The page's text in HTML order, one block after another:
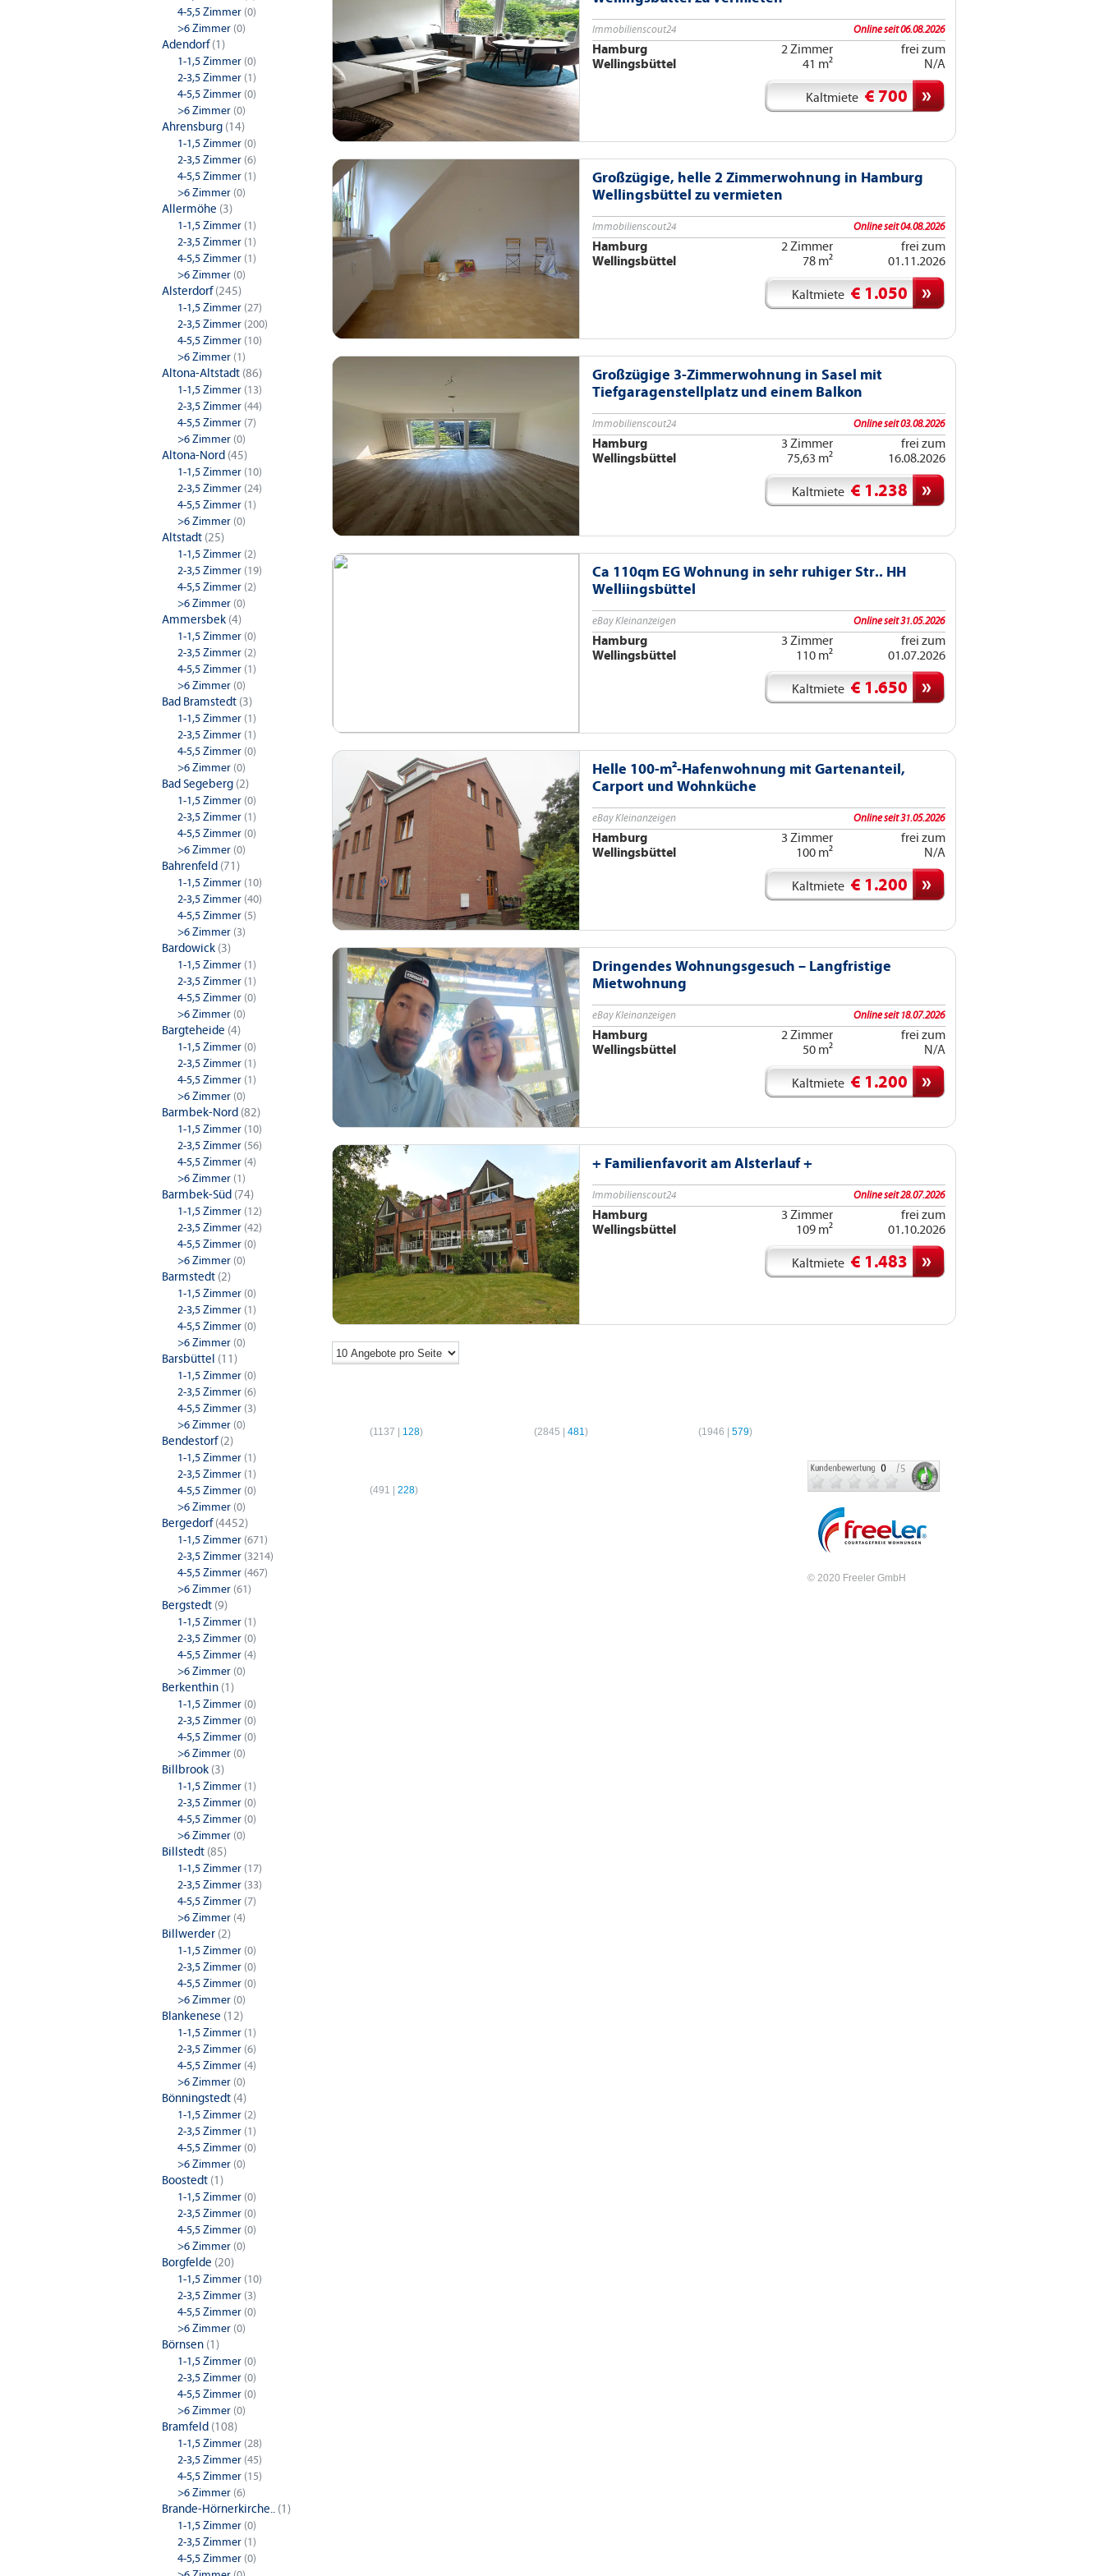
4-5,5 Zimmer (0)
>6 Zimmer (0)
Adendorf(1)
1-1,5 Zimmer (0)
2-3,5 Zimmer (1)
4-5,5 Zimmer (0)
>6 Zimmer (0)
Ahrensburg (14)
1-1,5 Zimmer (0)
2-3,5 Zimmer (6)
4-5,5 Zimmer (1)
>6 Zimmer (0)
Allermöhe (3)
1-1,5 Zimmer (1)
2-3,5 Zimmer (1)
4-5,5 Zimmer (1)
>6 Zimmer (0)
Alsterdorf(245)
1-1,5 Zimmer (27)
2-3,5 Zimmer (200)
4-5,5 Zimmer (10)
>6 Zimmer (1)
Altona-Altstadt (86)
1-1,5 Zimmer (13)
2-3,5 Zimmer (44)
4-5,5 Zimmer (7)
>6 Zimmer (0)
Altona-Nord (45)
1-1,5 Zimmer (10)
2-3,5 Zimmer (24)
4-5,5 Zimmer (1)
>6 Zimmer (0)
Altstadt (25)
1-1,5 Zimmer (2)
2-3,5 Zimmer (19)
4-5,5 Zimmer (2)
>6 Zimmer (0)
Ammersbek (4)
1-1,5 Zimmer (0)
2-3,5 Zimmer (2)
4-5,5 Zimmer (1)
>6 Zimmer (0)
Bad Bramstedt (3)
1-1,5 Zimmer (1)
2-3,5 Zimmer (1)
4-5,5 Zimmer (0)
>6 Zimmer (0)
Bad Segeberg (2)
1-1,5 Zimmer (0)
2-3,5 Zimmer (1)
4-5,5 Zimmer (0)
>6 Zimmer (0)
Bahrenfeld (71)
1-1,5 Zimmer (10)
2-3,5 Zimmer (40)
4-5,5 Zimmer (5)
>6 Zimmer (3)
Bardowick (3)
1-1,5 Zimmer (1)
2-3,5 Zimmer (1)
4-5,5 Zimmer (0)
>6 Zimmer (0)
Bargteheide (4)
1-1,5 Zimmer (0)
2-3,5 Zimmer (1)
4-5,5 Zimmer (1)
>6 Zimmer (0)
Barmbek-Nord (82)
1-1,5 Zimmer (10)
2-3,5 Zimmer (56)
4-5,5 Zimmer (4)
>6 Zimmer (1)
Barmbek-Süd (74)
1-1,5 Zimmer (12)
2-3,5 Zimmer (42)
4-5,5 Zimmer (0)
>6 Zimmer (0)
Barmstedt (2)
1-1,5 Zimmer (0)
2-3,5 Zimmer (1)
4-5,5 Zimmer (0)
>6 Zimmer (0)
Barsbüttel (11)
1-1,5 Zimmer (0)
2-3,5 Zimmer (6)
4-5,5 Zimmer (3)
>6 Zimmer (0)
Bendestorf(2)
1-1,5 Zimmer (1)
2-3,5 Zimmer (1)
4-5,5 Zimmer (0)
>6 Zimmer (0)
Bergedorf(4452)
1-1,5 Zimmer (671)
2-3,5 Zimmer (3214)
4-5,5 Zimmer (467)
>6 Zimmer (61)
Bergstedt (9)
1-1,5 Zimmer (1)
2-3,5 Zimmer (0)
4-5,5 Zimmer (4)
>6 Zimmer (0)
Berkenthin (1)
1-1,5 Zimmer (0)
2-3,5 Zimmer (0)
4-5,5 Zimmer (0)
>6 Zimmer (0)
Billbrook (3)
1-1,5 Zimmer (1)
2-3,5 Zimmer (0)
4-5,5 Zimmer (0)
>6 Zimmer (0)
Billstedt (85)
1-1,5 Zimmer (17)
2-3,5 Zimmer (33)
4-5,5 Zimmer (7)
>6 Zimmer (4)
Billwerder (2)
1-1,5 Zimmer (0)
2-3,5 Zimmer (0)
4-5,5 Zimmer (0)
>6 Zimmer (0)
Blankenese (12)
1-1,5 Zimmer (1)
2-3,5 Zimmer (6)
4-5,5 Zimmer (4)
>6 Zimmer (0)
Bönningstedt (4)
1-1,5 Zimmer (2)
2-3,5 Zimmer (1)
4-5,5 Zimmer (0)
>6 Zimmer (0)
Boostedt (1)
1-1,5 Zimmer (0)
2-3,5 Zimmer (0)
4-5,5 Zimmer (0)
>6 Zimmer (0)
Borgfelde (20)
1-1,5 Zimmer (10)
2-3,5 Zimmer (3)
4-5,5 Zimmer (0)
>6 Zimmer (0)
Börnsen (1)
1-1,5 Zimmer (0)
2-3,5 Zimmer (0)
4-5,5 Zimmer (0)
>6 Zimmer (0)
Bramfeld (108)
1-1,5 Zimmer (28)
2-3,5 Zimmer (45)
4-5,5 Zimmer (15)
>6 Zimmer (6)
Brande-Hörnerkirche.. (1)
1-1,5 Zimmer (0)
2-3,5 Zimmer (1)
4-5,5 Zimmer (0)
Immobilienscout24 Online seit 06.08.2026
Hamburg 2 Zimmer
frei zum
Wellingsbüttel
41 m² N/A
Kaltmiete € 700
Großzügige, helle 2 Zimmerwohnung in Hamburg
Wellingsbüttel zu vermieten
Immobilienscout24 Online seit 04.08.2026
Hamburg 2 Zimmer
frei zum
Wellingsbüttel
78 m² 01.11.2026
Kaltmiete € 1.050
Großzügige 3-Zimmerwohnung in Sasel mit
Tiefgaragenstellplatz und einem Balkon
Immobilienscout24 Online seit 03.08.2026
Hamburg 3 Zimmer
frei zum
Wellingsbüttel
75,63 m² 16.08.2026
Kaltmiete € 1.238
Ca 110qm EG Wohnung in sehr ruhiger Str.. HH
Welliingsbüttel
eBay Kleinanzeigen Online seit 31.05.2026
Hamburg 3 Zimmer
frei zum
Wellingsbüttel
110 m² 01.07.2026
Kaltmiete € 1.650
Helle 100-m²-Hafenwohnung mit Gartenanteil,
Carport und Wohnküche
eBay Kleinanzeigen Online seit 31.05.2026
Hamburg 3 Zimmer
frei zum
Wellingsbüttel
100 m² N/A
Kaltmiete € 1.200
Dringendes Wohnungsgesuch – Langfristige
Mietwohnung
eBay Kleinanzeigen Online seit 18.07.2026
Hamburg 2 Zimmer
frei zum
Wellingsbüttel
50 m² N/A
Kaltmiete € 1.200
+ Familienfavorit am Alsterlauf +
Immobilienscout24 Online seit 28.07.2026
Hamburg 3 Zimmer
frei zum
Wellingsbüttel
109 m² 01.10.2026
Kaltmiete € 1.483
(1137 128) (2845 481) (1946 579)
(491 228)
© 2020 Freeler GmbH